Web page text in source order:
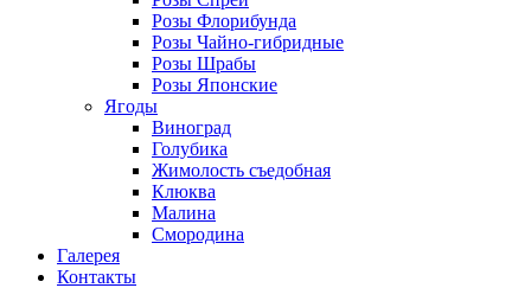
Розы Флорибунда
Розы Чайно-гибридные
Розы Шрабы
Розы Японские
Ягоды
Виноград
Голубика
Жимолость съедобная
Клюква
Малина
Смородина
Галерея
Контакты